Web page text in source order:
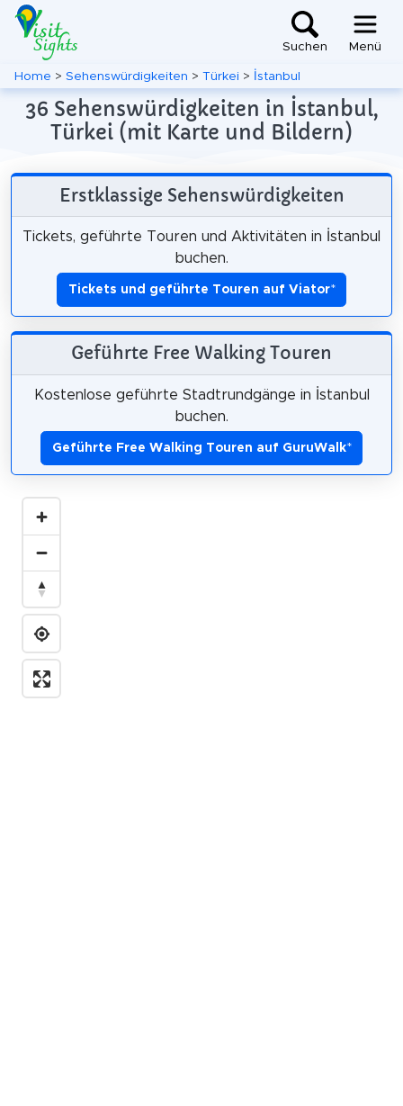
Suchen Menü
Home > Sehenswürdigkeiten > Türkei > İstanbul
36 Sehenswürdigkeiten in İstanbul,
Türkei (mit Karte und Bildern)
Erstklassige Sehenswürdigkeiten
Tickets, geführte Touren und Aktivitäten in İstanbul
buchen.
Tickets und geführte Touren auf Viator*
Geführte Free Walking Touren
Kostenlose geführte Stadtrundgänge in İstanbul
buchen.
Geführte Free Walking Touren auf GuruWalk*